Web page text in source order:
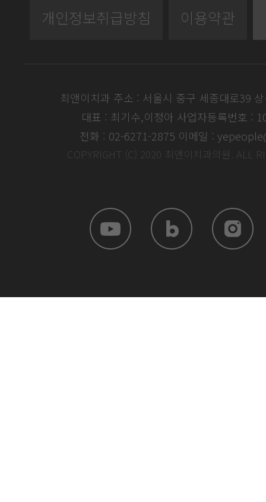
개인정보취급방침 이용약관
최앤이치과 주소 : 서울시 중구 세종대로39
대표 : 최기수,이정아 사업자등록번호 :
전화 : 02-6271-2875 이메일 :
COPYRIGHT (C) 2020 최앤이치과의원. ALL